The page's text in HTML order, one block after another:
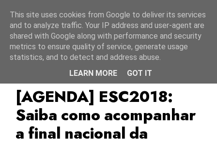
ESC2018 Eurovizijos 2018
[AGENDA] ESC2018:
Saiba como acompanhar
a final nacional da
This site uses cookies from Google to deliver its services
and to analyze traffic. Your IP address and user-agent are
shared with Google along with performance and security
metrics to ensure quality of service, generate usage
statistics, and to detect and address abuse.
LEARN MORE
GOT IT